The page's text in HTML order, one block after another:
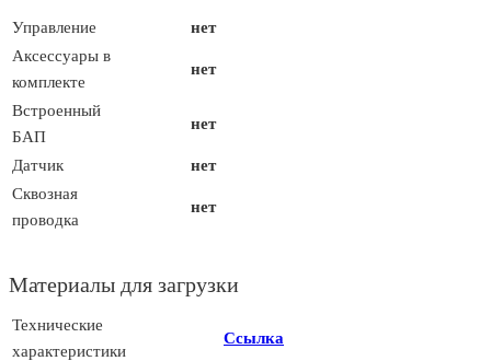
Управление
нет
Аксессуары в
комплекте
нет
Встроенный
БАП
нет
Датчик
нет
Сквозная
проводка
нет
Материалы для загрузки
Технические
характеристики
Ссылка